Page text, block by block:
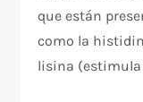
que están
como la
lisina (estimula